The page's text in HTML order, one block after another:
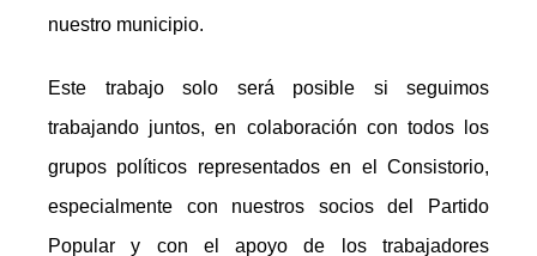
nuestro municipio.
Este trabajo solo será posible si seguimos
trabajando juntos, en colaboración con todos los
grupos políticos representados en el Consistorio,
especialmente con nuestros socios del Partido
Popular y con el apoyo de los trabajadores